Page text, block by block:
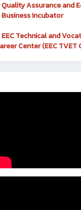
and Budget
and
Digital and Corporate
Assurance and